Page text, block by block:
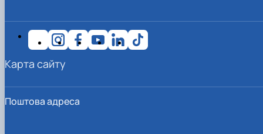
Поштова адреса
Карта сайту